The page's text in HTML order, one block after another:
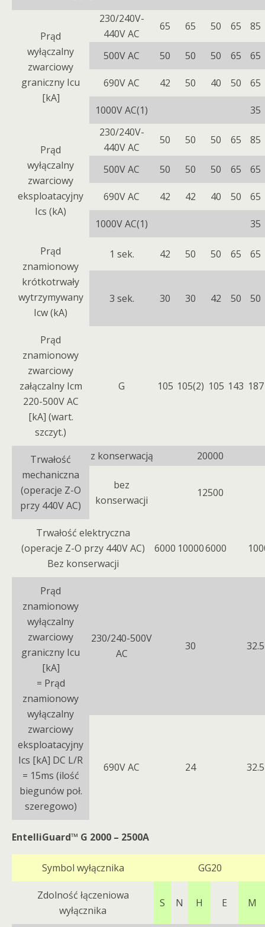
Prąd
wyłączalny
zwarciowy
graniczny Icu
[kA]
230/240V-
440V AC
65 65 50 65 85
500V AC 50 50 50 65 65
690V AC 42 50 40 50 65
1000V AC(1) 35
Prąd
wyłączalny
zwarciowy
eksploatacyjny
Ics (kA)
230/240V-
440V AC
50 50 50 65 85
500V AC 50 50 50 65 65
690V AC 42 42 40 50 65
1000V AC(1) 35
Prąd
znamionowy
krótkotrwały
wytrzymywany
Icw (kA)
1 sek. 42 50 50 65 65
3 sek. 30 30 42 50 50
Prąd
znamionowy
zwarciowy
załączalny Icm
220-500V AC
[kA] (wart.
szczyt.)
G 105 105(2) 105 143 187
Trwałość
mechaniczna
(operacje Z-O
przy 440V AC)
z konserwacją 20000
bez
konserwacji
12500
Trwałość elektryczna
(operacje Z-O przy 440V AC)
Bez konserwacji
6000 100006000
Prąd
znamionowy
wyłączalny
zwarciowy
graniczny Icu
[kA]
= Prąd
znamionowy
wyłączalny
zwarciowy
eksploatacyjny
Ics [kA] DC L/R
= 15ms (ilość
biegunów poł.
szeregowo)
230/240-500V
AC
30 32.5
690V AC 24 32.5
EntelliGuard™ G 2000 – 2500A
Symbol wyłącznika GG20
Zdolność łączeniowa
wyłącznika
S N H E M